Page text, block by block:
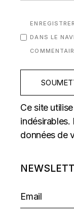
DANS LE
Ce site
indésirables.
données de